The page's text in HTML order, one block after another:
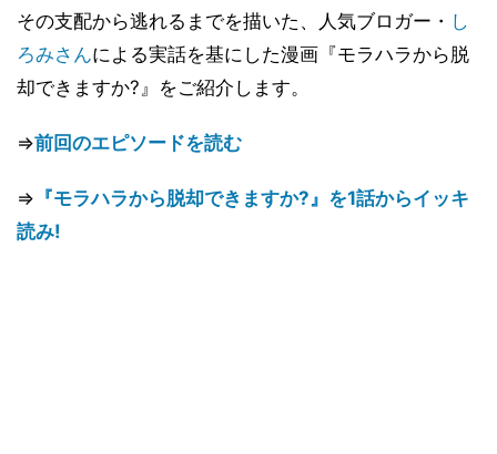
その支配から逃れるまでを描いた、人気ブロガー・ し
ろみさんによる実話を基にした漫画『モラハラから脱
却できますか?』をご紹介します。
⇒前回のエピソードを読む
⇒ 『モラハラから脱却できますか?』を1話からイッキ
読み!